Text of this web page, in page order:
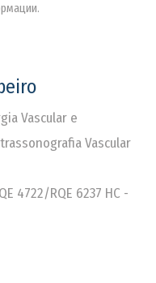
Vascular e
Vascular
4722/RQE 6237 HC -